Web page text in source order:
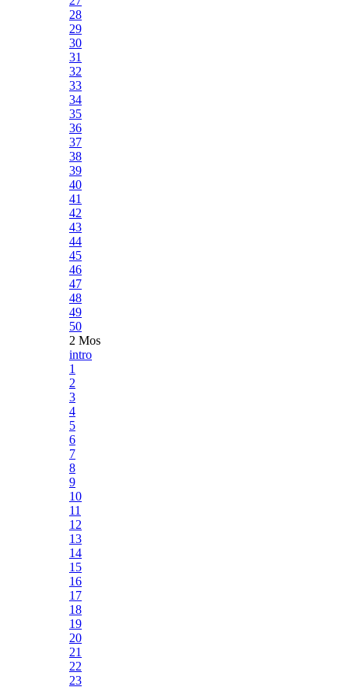
28
29
30
31
32
33
34
35
36
37
38
39
40
41
42
43
44
45
46
47
48
49
50
2 Mos
intro
1
2
3
4
5
6
7
8
9
10
11
12
13
14
15
16
17
18
19
20
21
22
23